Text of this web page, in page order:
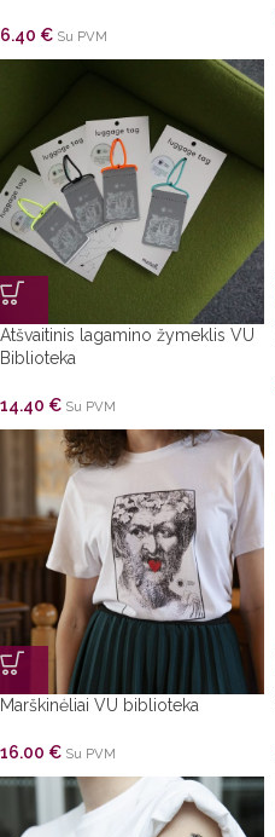
6.40 € Su PVM
Atšvaitinis lagamino žymeklis VU
Biblioteka
14.40 € Su PVM
Marškinėliai VU biblioteka
16.00 € Su PVM